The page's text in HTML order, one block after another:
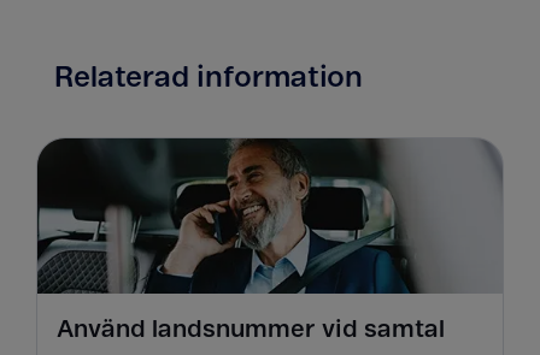
Relaterad information
Använd landsnummer vid samtal